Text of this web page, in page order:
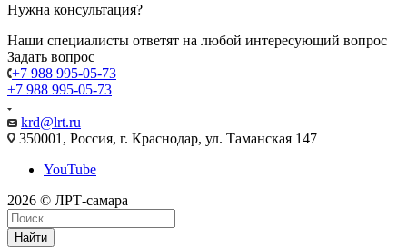
Нужна консультация?
Наши специалисты ответят на любой интересующий вопрос
Задать вопрос
+7 988 995-05-73
+7 988 995-05-73
krd@lrt.ru
350001, Россия, г. Краснодар, ул. Таманская 147
YouTube
2026 © ЛРТ-самара
Найти